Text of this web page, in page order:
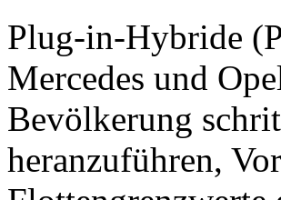
Plug-in-Hybride
Mercedes und
Bevölkerung
heranzuführen,